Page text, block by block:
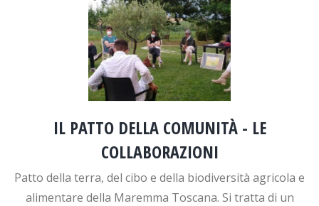
IL PATTO DELLA COMUNITÀ - LE
COLLABORAZIONI
Patto della terra, del cibo e della biodiversità agricola e
alimentare della Maremma Toscana. Si tratta di un